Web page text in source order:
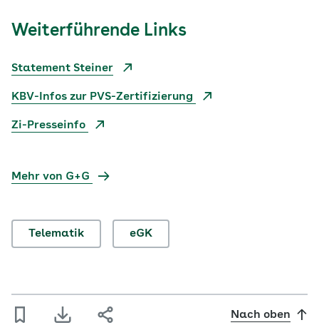
Weiterführende Links
Statement Steiner
KBV-Infos zur PVS-Zertifizierung
Zi-Presseinfo
Mehr von G+G
Telematik eGK
Nach oben